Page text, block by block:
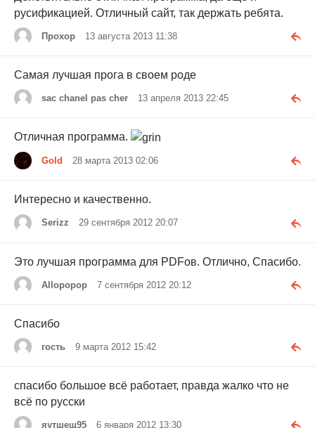
русификацией. Отличный сайт, так держать ребята.
Прохор 13 августа 2013 11:38
Самая лучшая прога в своем роде
sac chanel pas cher 13 апреля 2013 22:45
Отличная программа.
Gold 28 марта 2013 02:06
Интересно и качественно.
Serizz 29 сентября 2012 20:07
Это лучшая программа для PDFов. Отлично, Спасибо.
Allopopop 7 сентября 2012 20:12
Спасибо
гость 9 марта 2012 15:42
спасибо большое всё работает, правда жалко что не
всё по русски
яутшещ95 6 января 2012 13:30